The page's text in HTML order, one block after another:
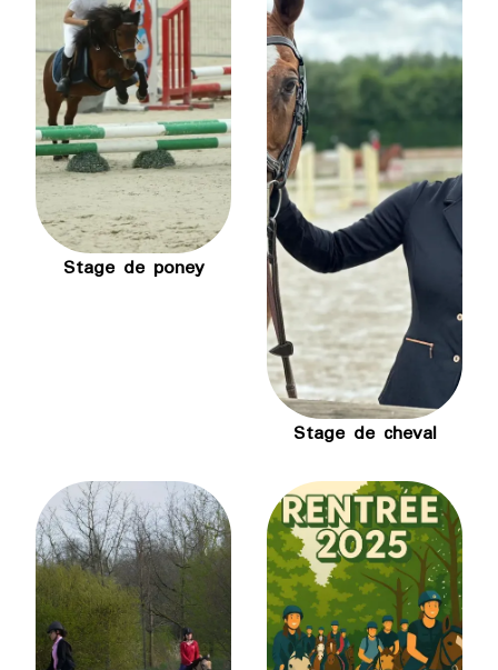
Stage de poney
Stage de cheval